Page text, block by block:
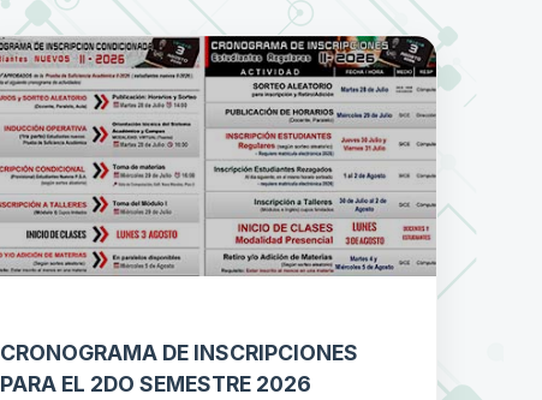
CRONOGRAMA DE INSCRIPCIONES
PARA EL 2DO SEMESTRE 2026